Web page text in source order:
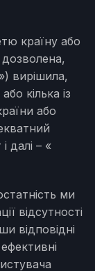
країну або
вирішила,
кілька із
або
далі – «
ми
відсутності
відповідні